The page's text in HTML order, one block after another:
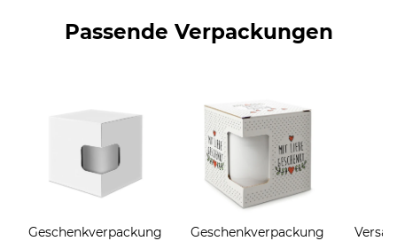
Passende Verpackungen
Geschenkverpackung
Geschenkverpackung